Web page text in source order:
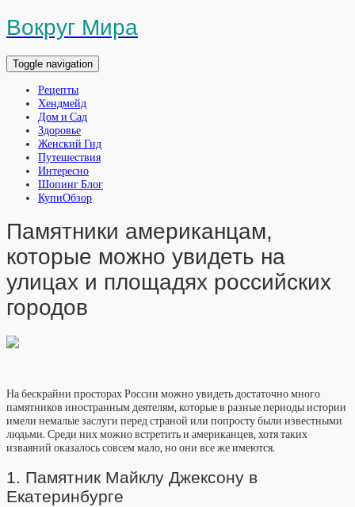
Вокруг Мира
Toggle navigation
Рецепты
Хендмейд
Дом и Сад
Здоровье
Женский Гид
Путешествия
Интересно
Шопинг Блог
КупиОбзор
Памятники американцам,
которые можно увидеть на
улицах и площадях российских
городов
На бескрайни просторах России можно увидеть достаточно много
памятников иностранным деятелям, которые в разные периоды истории
имели немалые заслуги перед страной или попросту были известными
людьми. Среди них можно встретить и американцев, хотя таких
изваяний оказалось совсем мало, но они все же имеются.
1. Памятник Майклу Джексону в
Екатеринбурге